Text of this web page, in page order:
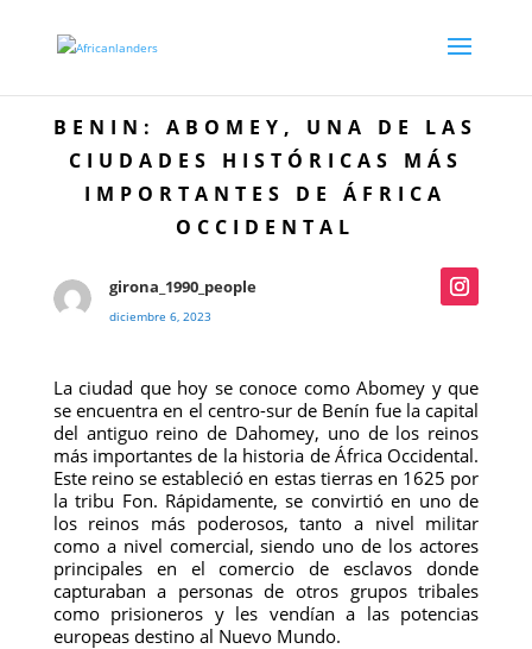
BENIN: ABOMEY, UNA DE LAS
CIUDADES HISTÓRICAS MÁS
IMPORTANTES DE ÁFRICA
OCCIDENTAL
girona_1990_people
diciembre 6, 2023
La ciudad que hoy se conoce como Abomey y que
se encuentra en el centro-sur de Benín fue la capital
del antiguo reino de Dahomey, uno de los reinos
más importantes de la historia de África Occidental.
Este reino se estableció en estas tierras en 1625 por
la tribu Fon. Rápidamente, se convirtió en uno de
los reinos más poderosos, tanto a nivel militar
como a nivel comercial, siendo uno de los actores
principales en el comercio de esclavos donde
capturaban a personas de otros grupos tribales
como prisioneros y les vendían a las potencias
europeas destino al Nuevo Mundo.